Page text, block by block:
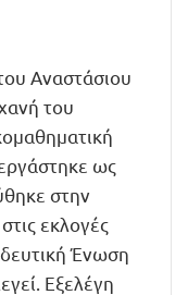
Αναστάσιου
του
ως
στην
εκλογές
Ένωση
Εξελέγη